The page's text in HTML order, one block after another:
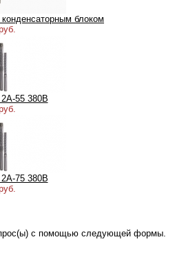
блоком
55 380В
75 380В
с помощью следующей формы.